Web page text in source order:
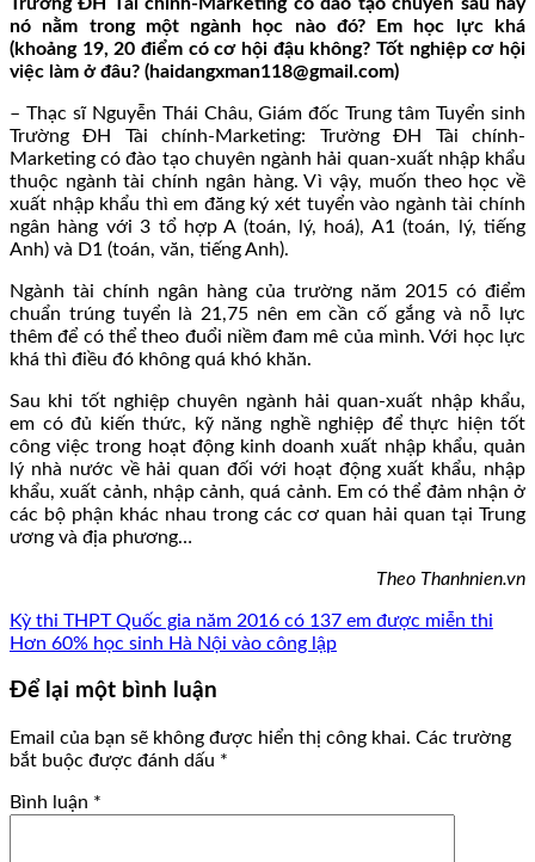
nó nằm trong một ngành học nào đó? Em học lực khá
(khoảng 19, 20 điểm có cơ hội đậu không? Tốt nghiệp cơ hội
việc làm ở đâu? (haidangxman118@gmail.com)
– Thạc sĩ Nguyễn Thái Châu, Giám đốc Trung tâm Tuyển sinh
Trường ĐH Tài chính-Marketing: Trường ĐH Tài chính-
Marketing có đào tạo chuyên ngành hải quan-xuất nhập khẩu
thuộc ngành tài chính ngân hàng. Vì vậy, muốn theo học về
xuất nhập khẩu thì em đăng ký xét tuyển vào ngành tài chính
ngân hàng với 3 tổ hợp A (toán, lý, hoá), A1 (toán, lý, tiếng
Anh) và D1 (toán, văn, tiếng Anh).
Ngành tài chính ngân hàng của trường năm 2015 có điểm
chuẩn trúng tuyển là 21,75 nên em cần cố gắng và nỗ lực
thêm để có thể theo đuổi niềm đam mê của mình. Với học lực
khá thì điều đó không quá khó khăn.
Sau khi tốt nghiệp chuyên ngành hải quan-xuất nhập khẩu,
em có đủ kiến thức, kỹ năng nghề nghiệp để thực hiện tốt
công việc trong hoạt động kinh doanh xuất nhập khẩu, quản
lý nhà nước về hải quan đối với hoạt động xuất khẩu, nhập
khẩu, xuất cảnh, nhập cảnh, quá cảnh. Em có thể đảm nhận ở
các bộ phận khác nhau trong các cơ quan hải quan tại Trung
ương và địa phương…
Theo Thanhnien.vn
Kỳ thi THPT Quốc gia năm 2016 có 137 em được miễn thi
Hơn 60% học sinh Hà Nội vào công lập
Để lại một bình luận
Email của bạn sẽ không được hiển thị công khai. Các trường
bắt buộc được đánh dấu *
Bình luận *